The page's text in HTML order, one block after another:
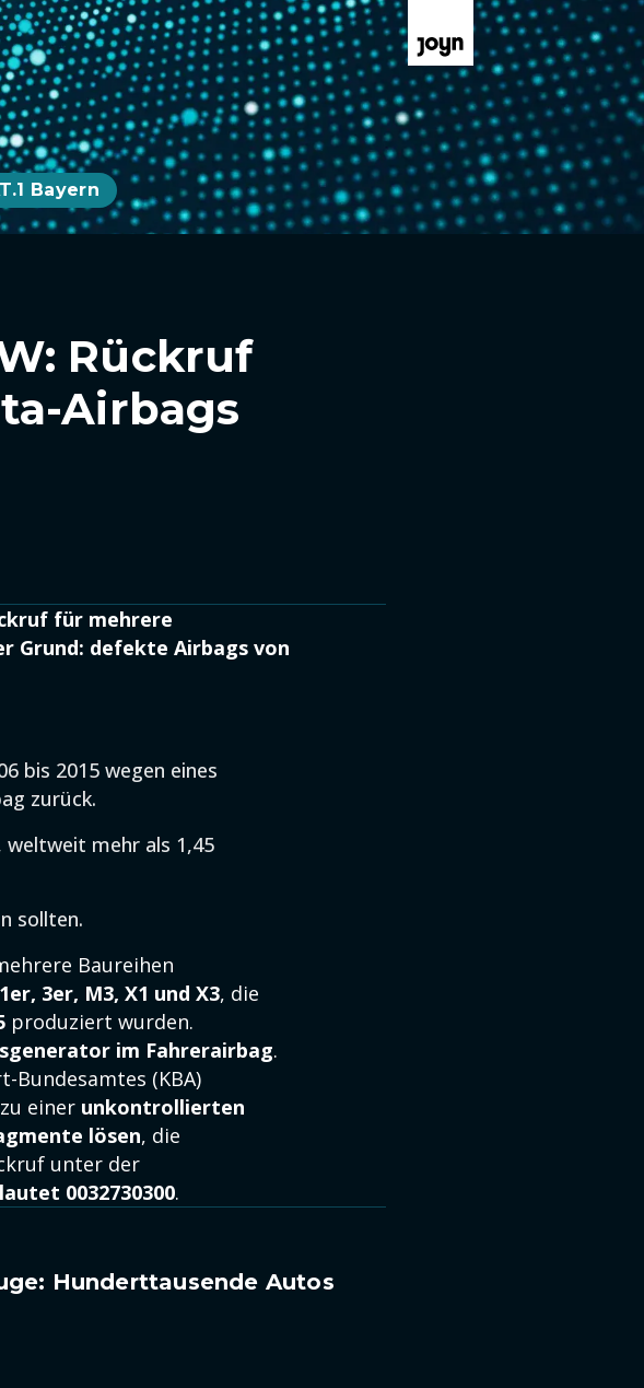
Bayern
Rückruf
Airbags
für mehrere
Grund: defekte Airbags von
bis 2015 wegen eines
zurück.
weltweit mehr als 1,45
sollten.
Baureihen
1er, 3er, M3, X1 und X3, die
produziert wurden.
im Fahrerairbag.
Bundesamtes (KBA)
einer unkontrollierten
lösen, die
unter der
0032730300.
Hunderttausende Autos